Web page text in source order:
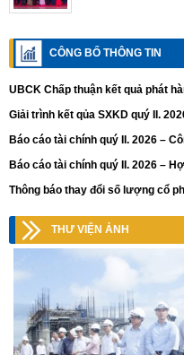
CÔNG BỐ THÔNG TIN
UBCK Chấp thuận kết quả phát
Giải trình kết qủa SXKD quý II.
Báo cáo tài chính quý II. 2026 –
Báo cáo tài chính quý II. 2026 –
Thông báo thay đổi số lượng cổ
THƯ VIỆN ẢNH